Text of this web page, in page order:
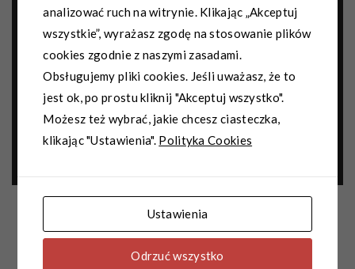
Niedziela handlowa: 09:00 - 19:00
Stokrotka
07:30 - 21:00
Jesteśmy dla Ciebie.
analizować ruch na witrynie. Klikając „Akceptuj
wszystkie”, wyrażasz zgodę na stosowanie plików
cookies zgodnie z naszymi zasadami.
Obsługujemy pliki cookies. Jeśli uważasz, że to
jest ok, po prostu kliknij "Akceptuj wszystko".
Możesz też wybrać, jakie chcesz ciasteczka,
klikając "Ustawienia". Polityka Cookies
Ustawienia
Odrzuć wszystko